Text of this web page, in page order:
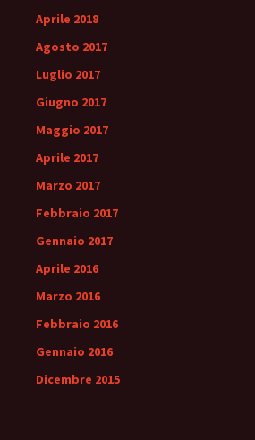
Aprile 2018
Agosto 2017
Luglio 2017
Giugno 2017
Maggio 2017
Aprile 2017
Marzo 2017
Febbraio 2017
Gennaio 2017
Aprile 2016
Marzo 2016
Febbraio 2016
Gennaio 2016
Dicembre 2015